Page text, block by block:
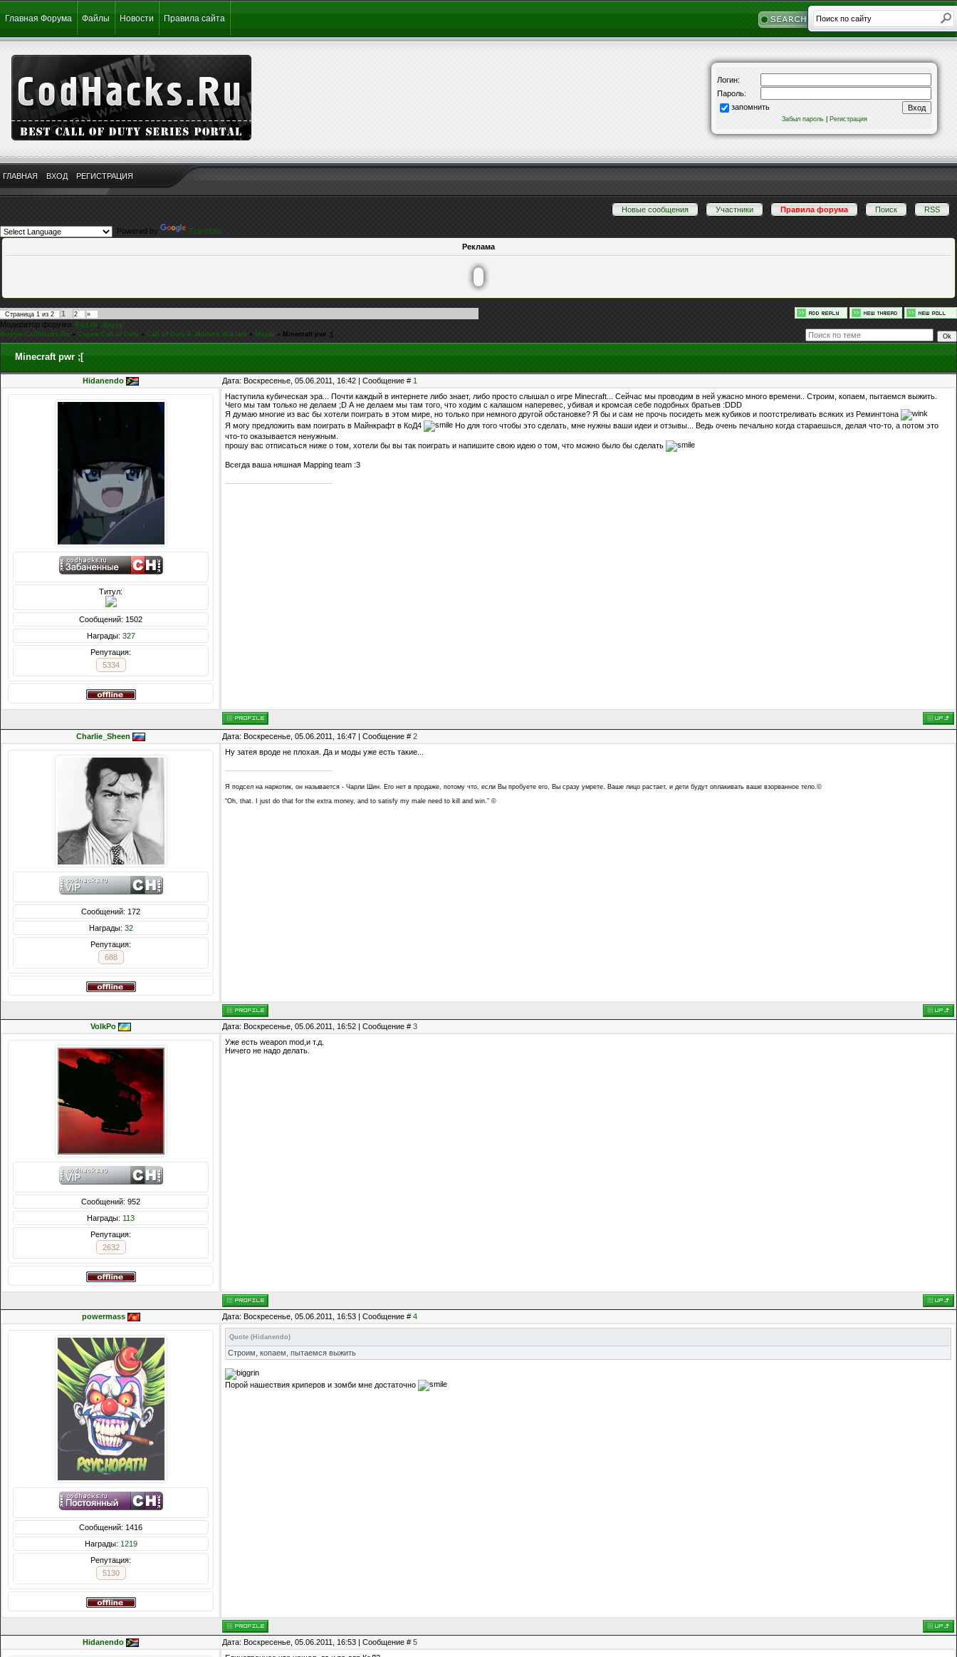
Главная Форума Файлы Новости Правила сайта
ГЛАВНАЯ ВХОД РЕГИСТРАЦИЯ
Логин:
Пароль:
запомнить
Забыл пароль| Регистрация
Новые сообщения · Участники · Правила форума · Поиск · RSS
Powered by
Translate
Реклама
Страница 1 из 2 1 2 »
Модератор форума: FiLLiN,iEnjoy
Форум CoDHacks.Ru » Серия Call of Duty » Call of Duty 4: Modern Warfare » Моды » Minecraft pwr ;[
Minecraft pwr ;[
Hidanendo Дата: Воскресенье, 05.06.2011, 16:42 | Сообщение # 1
Титул:
Сообщений: 1502
Награды: 327
Репутация:
5334
Наступила кубическая эра... Почти каждый в интернете либо знает, либо просто слышал о игре Minecraft... Сейчас мы проводим в ней ужасно много времени.. Строим, копаем, пытаемся выжить.
Чего мы там только не делаем ;D А не делаем мы там того, что ходим с калашом наперевес, убивая и кромсая себе подобных братьев :DDD
Я думаю многие из вас бы хотели поиграть в этом мире, но только при немного другой обстановке? Я бы и сам не прочь посидеть меж кубиков и поотстреливать всяких из Ремингтона
Я могу предложить вам поиграть в Майнкрафт в КоД4
Но для того чтобы это сделать, мне нужны ваши идеи и отзывы... Ведь очень печально когда стараешься, делая что-то, а потом это
что-то оказывается ненужным.
прошу вас отписаться ниже о том, хотели бы вы так поиграть и напишите свою идею о том, что можно было бы сделать
Всегда ваша няшная Mapping team :3
Charlie_Sheen Дата: Воскресенье, 05.06.2011, 16:47 | Сообщение # 2
Сообщений: 172
Награды: 32
Репутация:
688
Ну затея вроде не плохая. Да и моды уже есть такие...
Я подсел на наркотик, он называется - Чарли Шин. Его нет в продаже, потому что, если Вы пробуете его, Вы сразу умрете. Ваше лицо растает, и дети будут оплакивать ваше взорванное тело.©
“Oh, that. I just do that for the extra money, and to satisfy my male need to kill and win.” ©
VolkPo Дата: Воскресенье, 05.06.2011, 16:52 | Сообщение # 3
Сообщений: 952
Награды: 113
Репутация:
2632
Уже есть weapon mod,и т.д.
Ничего не надо делать.
powermass Дата: Воскресенье, 05.06.2011, 16:53 | Сообщение # 4
Сообщений: 1416
Награды: 1219
Репутация:
5130
Quote ( Hidanendo)
Строим, копаем, пытаемся выжить
Порой нашествия криперов и зомби мне достаточно
Hidanendo Дата: Воскресенье, 05.06.2011, 16:53 | Сообщение # 5